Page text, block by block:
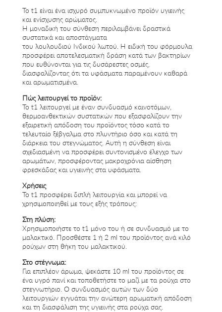
Το t1 είναι ένα ισχυρό συμπυκνωμένο προϊόν υγιεινής
και ενίσχυσης αρώματος.
Η μοναδική του σύνθεση περιλαμβάνει δραστικά
συστατικά και αποστάγματα
του λουλουδιού Ινδικού λωτού. Η ειδική του φόρμουλα
προσφέρει αποτελεσματική δράση κατά των βακτηρίων
που ευθύνονται για τις δυσάρεστες οσμές,
διασφαλίζοντας ότι τα υφάσματα παραμένουν καθαρά
και αρωματισμένα.
Πώς λειτουργεί το προϊόν:
Το t1 λειτουργεί με έναν συνδυασμό καινοτόμων,
θερμοανθεκτικών συστατικών που εξασφαλίζουν την
εξαιρετική απόδοση του προϊόντος τόσο κατά το
τελευταίο ξέβγαλμα στο πλυντήριο όσο και κατά τη
διάρκεια του στεγνώματος. Αυτή η σύνθεση είναι
σχεδιασμένη να προσφέρει συντονισμένο έλεγχο των
αρωμάτων, προσφέροντας μακροχρόνια αίσθηση
φρεσκάδας και υγιεινής στα υφάσματα.
Χρήσεις
Το t1 προσφέρει διπλή λειτουργία και μπορεί να
χρησιμοποιηθεί με τους εξής τρόπους:
Στη πλύση:
Χρησιμοποιήστε το t1 μόνο του ή σε συνδυασμό με το
μαλακτικό. Προσθέστε 1 ή 2 ml του προϊόντος ανά κιλό
ρούχων στη θήκη του μαλακτικού.
Στο στέγνωμα:
Για επιπλέον άρωμα, ψεκάστε 10 ml του προϊόντος σε
ένα υγρό πανί και τοποθετήστε το μαζί με τα ρούχα στο
στεγνωτήριο. Ο συνδυασμός αυτών των δύο
λειτουργιών εγγυάται την ανώτερη αρωματική απόδοση
και τη διασφάλιση της υγιεινής στα ρούχα σας.